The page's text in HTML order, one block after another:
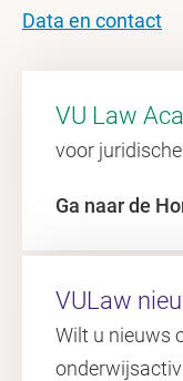
Data en contact
VU Law
voor
Ga naar de
VULaw
Wilt u nieuws